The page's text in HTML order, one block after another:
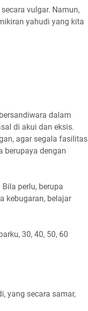
vulgar. Namun,
yahudi yang kita
dalam
di akui dan eksis.
agar segala fasilitas
berupaya dengan
perlu, berupa
kebugaran, belajar
30, 40, 50, 60
yang secara samar,